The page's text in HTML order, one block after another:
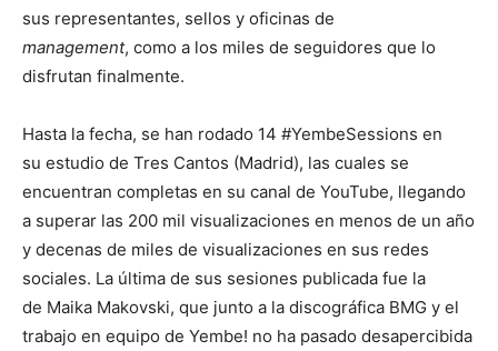
sus representantes, sellos y oficinas de
management, como a los miles de seguidores que lo
disfrutan finalmente.
Hasta la fecha, se han rodado 14 #YembeSessions en
su estudio de Tres Cantos (Madrid), las cuales se
encuentran completas en su canal de YouTube, llegando
a superar las 200 mil visualizaciones en menos de un año
y decenas de miles de visualizaciones en sus redes
sociales. La última de sus sesiones publicada fue la
de Maika Makovski, que junto a la discográfica BMG y el
trabajo en equipo de Yembe! no ha pasado desapercibida